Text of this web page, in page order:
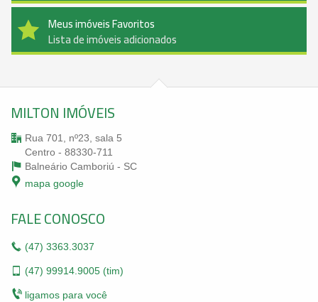
Meus imóveis Favoritos
Lista de imóveis adicionados
MILTON IMÓVEIS
Rua 701, nº23, sala 5
Centro - 88330-711
Balneário Camboriú - SC
mapa google
FALE CONOSCO
(47) 3363.3037
(47) 99914.9005 (tim)
ligamos para você